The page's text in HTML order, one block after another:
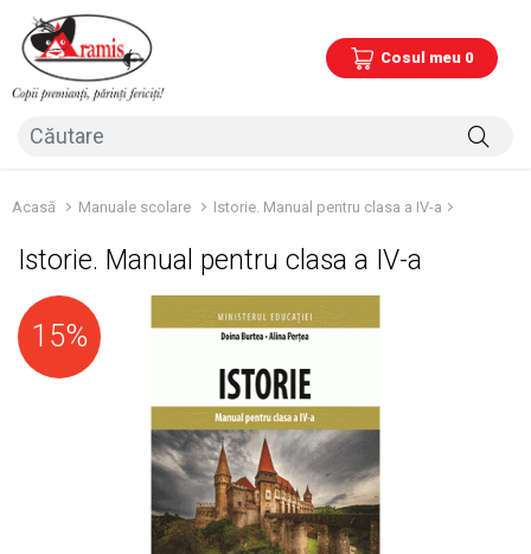
Cosul meu 0
Acasă Manuale scolare Istorie. Manual pentru clasa a IV-a
Istorie. Manual pentru clasa a IV-a
15%